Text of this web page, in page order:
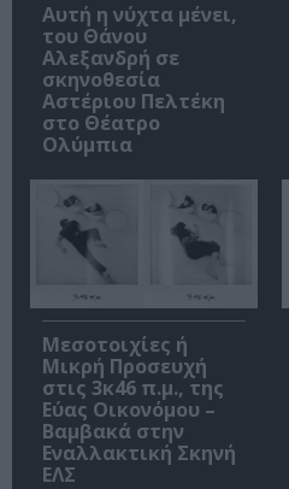
Αυτή η νύχτα μένει,
του Θάνου
Αλεξανδρή σε
σκηνοθεσία
Αστέριου Πελτέκη
στο Θέατρο
Ολύμπια
Μεσοτοιχίες ή
Μικρή Προσευχή
στις 3κ46 π.μ., της
Εύας Οικονόμου –
Βαμβακά στην
Εναλλακτική Σκηνή
ΕΛΣ